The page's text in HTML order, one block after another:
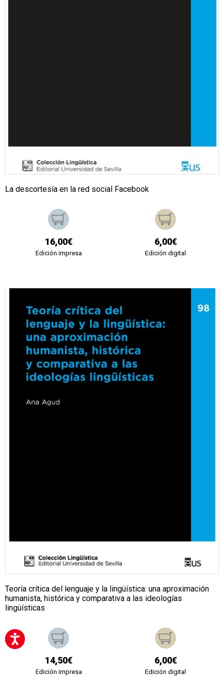
La descortesía en la red social Facebook
16,00€
Edición impresa
6,00€
Edición digital
Teoría crítica del lenguaje y la lingüística: una aproximación
humanista, histórica y comparativa a las ideologías
lingüísticas
14,50€
Edición impresa
6,00€
Edición digital